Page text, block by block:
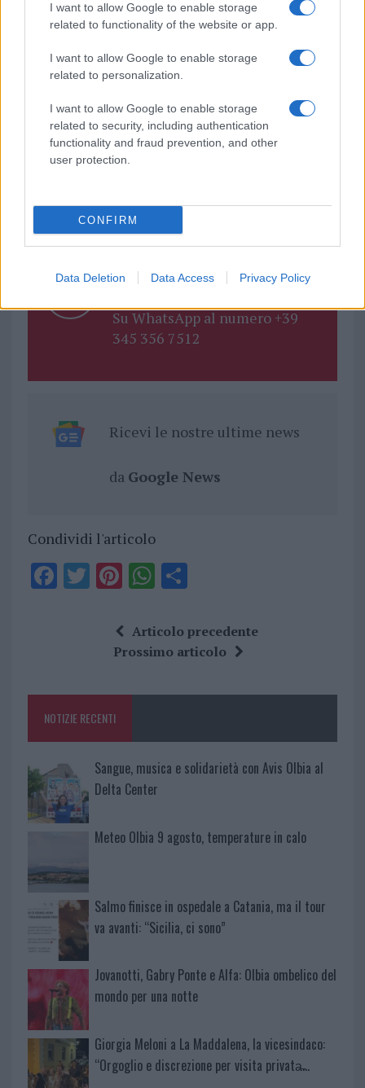
I want to allow Google to enable storage
related to functionality of the website or app.
I want to allow Google to enable storage
related to personalization.
I want to allow Google to enable storage
related to security, including authentication
functionality and fraud prevention, and other
user protection.
CONFIRM
Data Deletion Data Access Privacy Policy
sezioneLogindal menù del sito o
cliccandoqui
Protezione Civile Sardegna
Notizie in tempo reale?
Inviaci le tue segnalazioni,
Su WhatsApp al numero +39
345 356 7512
Ricevi le nostre ultime news
da Google News
Condividi l'articolo
F
o
k
T Pi
te
re
W
at
s
p
S
a
re
Articolo precedente
Prossimo articolo
NOTIZIE RECENTI
Sangue, musica e solidarietà con Avis Olbia al
Delta Center
Meteo Olbia 9 agosto, temperature in calo
Salmo finisce in ospedale a Catania, ma il tour
va avanti: “Sicilia, ci sono”
Jovanotti, Gabry Ponte e Alfa: Olbia ombelico del
mondo per una notte
Giorgia Meloni a La Maddalena, la vicesindaco:
“Orgoglio e discrezione per visita privata̶…